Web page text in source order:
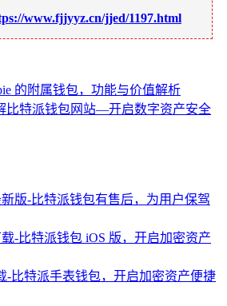
www.fjjyyz.cn/jjed/1197.html
的附属钱包，功能与价值解析
比特派钱包网站—开启数字资产安全
版-比特派钱包有售后，为用户保驾
-比特派钱包 iOS 版，开启加密资产
-比特派手表钱包，开启加密资产便捷